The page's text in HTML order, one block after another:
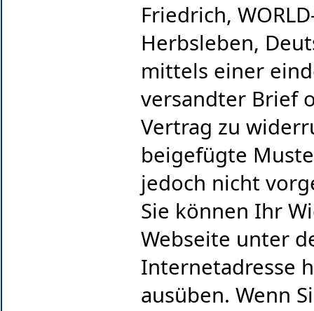
Friedrich,
Herbsleben,
mittels einer
versandter Brief
Vertrag zu
beigefügte
jedoch nicht
Sie können Ihr
Webseite unter
Internetadresse
ausüben. Wenn